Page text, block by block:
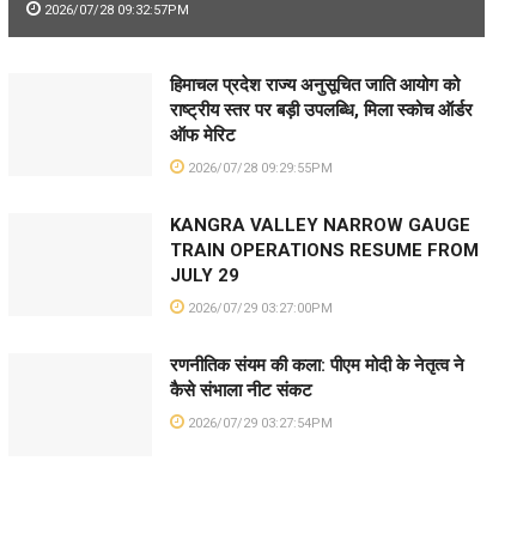
2026/07/28 09:32:57PM
हिमाचल प्रदेश राज्य अनुसूचित जाति आयोग को
राष्ट्रीय स्तर पर बड़ी उपलब्धि, मिला स्कोच ऑर्डर
ऑफ मेरिट
2026/07/28 09:29:55PM
KANGRA VALLEY NARROW GAUGE
TRAIN OPERATIONS RESUME FROM
JULY 29
2026/07/29 03:27:00PM
रणनीतिक संयम की कला: पीएम मोदी के नेतृत्व ने
कैसे संभाला नीट संकट
2026/07/29 03:27:54PM